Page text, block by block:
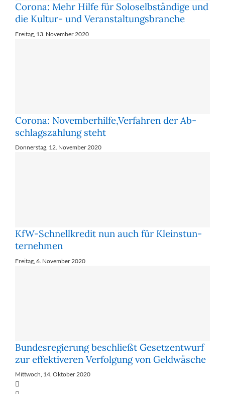
Corona: Mehr Hil­fe für So­lo­selb­stän­di­ge und
die Kul­tur- und Ver­an­stal­tungs­bran­che
Freitag, 13. November 2020
Corona: No­vem­ber­hil­fe,Ver­fah­ren der Ab­
schlags­zah­lung steht
Donnerstag, 12. November 2020
KfW-Schnell­kre­dit nun auch für Klein­st­un­
ter­neh­men
Freitag, 6. November 2020
Bun­des­re­gie­rung be­schließt Ge­setz­ent­wurf
zur ef­fek­ti­ve­ren Ver­fol­gung von Geld­wä­sche
Mittwoch, 14. Oktober 2020